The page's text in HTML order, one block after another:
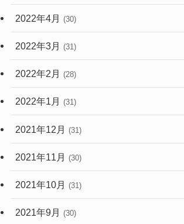
2022年4月 (30)
2022年3月 (31)
2022年2月 (28)
2022年1月 (31)
2021年12月 (31)
2021年11月 (30)
2021年10月 (31)
2021年9月 (30)